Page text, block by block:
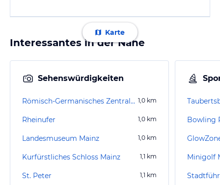
Karte
Interessantes in der Nähe
Sehenswürdigkeiten
Römisch-Germanisches Zentralmuseum (geschlossen) 1,0 km
Rheinufer 1,0 km
Landesmuseum Mainz 1,0 km
Kurfürstliches Schloss Mainz 1,1 km
St. Peter 1,1 km
Bowling
Minigolf